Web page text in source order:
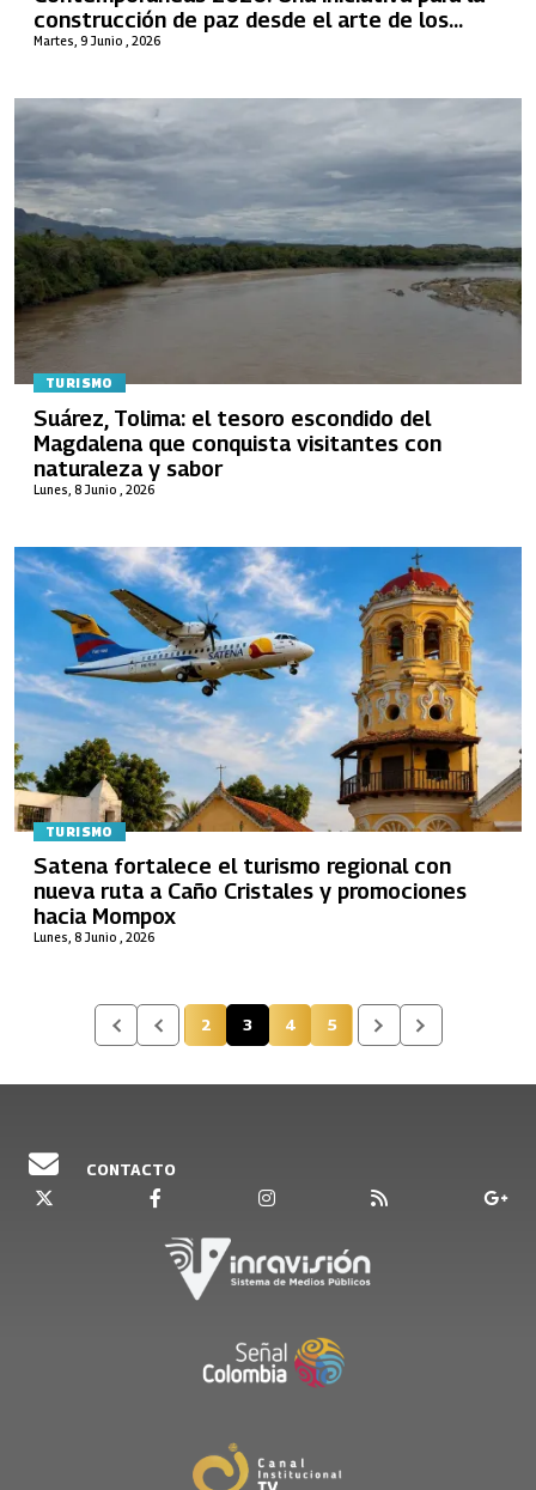
Martes, 9 Junio , 2026
construcción de paz desde el arte de los
jóvenes de la Universidad Nacional en el Cesar
TURISMO
Lunes, 8 Junio , 2026
Suárez, Tolima: el tesoro escondido del
Magdalena que conquista visitantes con
naturaleza y sabor
TURISMO
Lunes, 8 Junio , 2026
Satena fortalece el turismo regional con
nueva ruta a Caño Cristales y promociones
hacia Mompox
Página
2 Página actual
3 Página
4 Página
5
CONTACTO